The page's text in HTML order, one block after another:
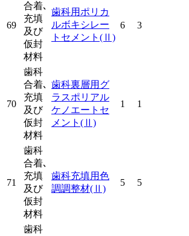
69
合着､
充填
及び
仮封
材料
歯科用ポリカ
ルボキシレー
トセメント (Ⅱ)
6 3
70
歯科
合着､
充填
及び
仮封
材料
歯科裏層用グ
ラスポリアル
ケノエートセ
メント (Ⅱ)
1 1
71
歯科
合着､
充填
及び
仮封
材料
歯科充填用色
調調整材(Ⅱ)
5 5
歯科